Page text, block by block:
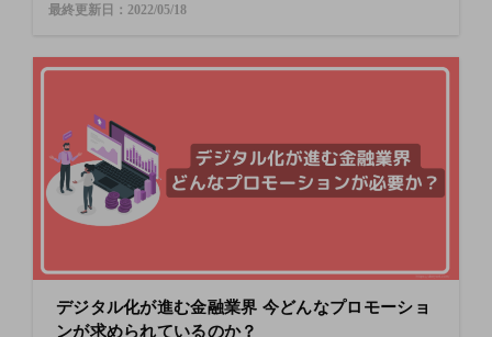
最終更新日：2022/05/18
デジタル化が進む金融業界 今どんなプロモーショ
ンが求められているのか？